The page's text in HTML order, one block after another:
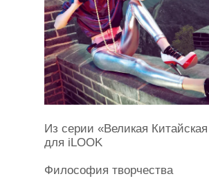
Из серии «Великая
для iLOOK
Философия творчества